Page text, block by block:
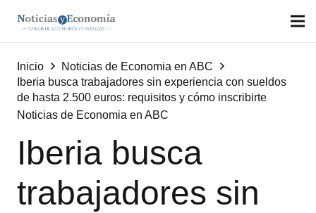
Inicio
Noticias de Economia en ABC
Iberia busca trabajadores sin experiencia con sueldos
de hasta 2.500 euros: requisitos y cómo inscribirte
Noticias de Economia en ABC
Iberia busca
trabajadores sin